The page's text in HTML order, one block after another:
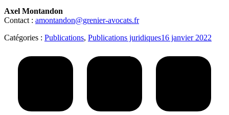
Axel Montandon
Contact : amontandon@grenier-avocats.fr
Catégories : Publications, Publications juridiques16 janvier 2022
article